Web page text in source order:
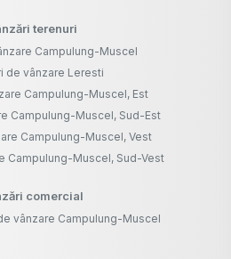
terenuri
Campulung-Muscel
de vânzare Leresti
Campulung-Muscel, Est
Campulung-Muscel, Sud-Est
Campulung-Muscel, Vest
Campulung-Muscel, Sud-Vest
comercial
vânzare Campulung-Muscel